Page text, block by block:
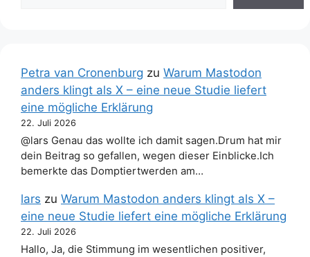
Petra van Cronenburg zu Warum Mastodon
anders klingt als X – eine neue Studie liefert
eine mögliche Erklärung
22. Juli 2026
@lars Genau das wollte ich damit sagen.Drum hat mir
dein Beitrag so gefallen, wegen dieser Einblicke.Ich
bemerkte das Domptiertwerden am…
lars zu Warum Mastodon anders klingt als X –
eine neue Studie liefert eine mögliche Erklärung
22. Juli 2026
Hallo, Ja, die Stimmung im wesentlichen positiver,